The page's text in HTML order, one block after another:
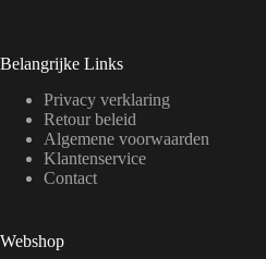
Belangrijke Links
Privacy verklaring
Retour beleid
Algemene voorwaarden
Klantenservice
Contact
Webshop